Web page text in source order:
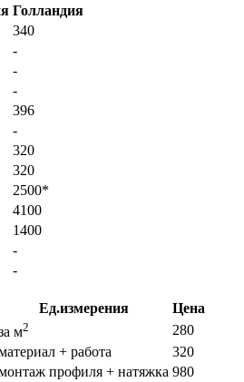
Голландия
340
-
-
-
396
-
320
320
2500*
4100
1400
-
-
Ед.измерения
Цена
м2
280
+ работа
320
профиля + натяжка 980